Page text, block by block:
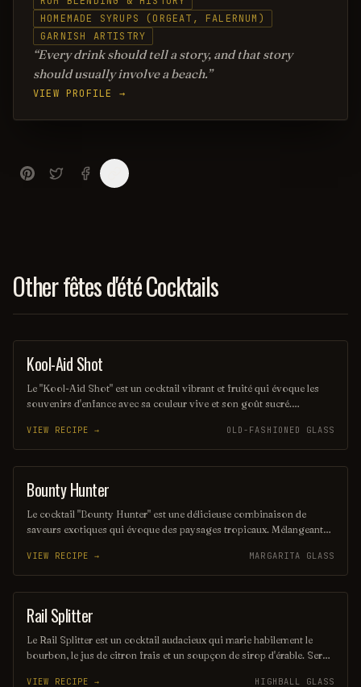
HOMEMADE SYRUPS (ORGEAT, FALERNUM)
GARNISH ARTISTRY
Every drink should tell a story, and that story
should usually involve a beach.
VIEW PROFILE →
Other fêtes d'été Cocktails
SHOT
Kool-Aid Shot
Le "Kool-Aid Shot" est un cocktail vibrant et fruité qui évoque les
souvenirs d'enfance avec sa couleur vive et son goût sucré.
Aid, ce shot rafraîchissant est parfait pour les fêtes et les soirées
entre amis. Sa simplicité et son côté ludique en font un choix
populaire pour ceux qui cherchent à s'amuser.
VIEW RECIPE → OLD-FASHIONED GLASS
COCKTAIL
Bounty Hunter
Le cocktail "Bounty Hunter" est une délicieuse combinaison de
saveurs exotiques qui évoque des paysages tropicaux. Mélangeant
expérience rafraîchissante et envoûtante, parfaite pour les amateurs
de cocktails d'été. Sa présentation colorée et son goût unique en
font un véritable trésor à découvrir.
VIEW RECIPE → MARGARITA GLASS
COCKTAIL
Rail Splitter
Le Rail Splitter est un cocktail audacieux qui marie habilement le
bourbon, le jus de citron frais et un soupçon de sirop d'érable. Servi
VIEW RECIPE → HIGHBALL GLASS